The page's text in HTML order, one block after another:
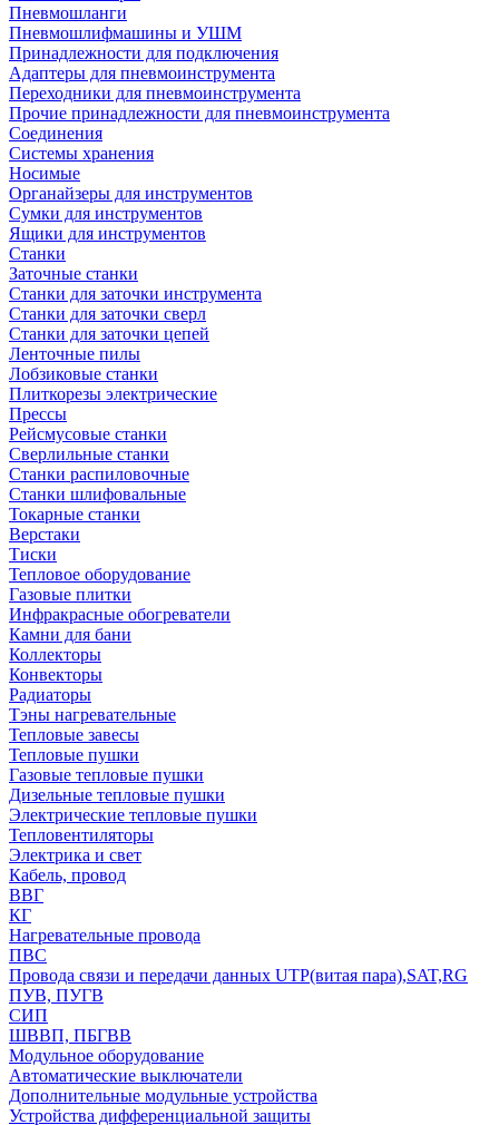
Пневмошланги
Пневмошлифмашины и УШМ
Принадлежности для подключения
Адаптеры для пневмоинструмента
Переходники для пневмоинструмента
Прочие принадлежности для пневмоинструмента
Соединения
Системы хранения
Носимые
Органайзеры для инструментов
Сумки для инструментов
Ящики для инструментов
Станки
Заточные станки
Станки для заточки инструмента
Станки для заточки сверл
Станки для заточки цепей
Ленточные пилы
Лобзиковые станки
Плиткорезы электрические
Прессы
Рейсмусовые станки
Сверлильные станки
Станки распиловочные
Станки шлифовальные
Токарные станки
Верстаки
Тиски
Тепловое оборудование
Газовые плитки
Инфракрасные обогреватели
Камни для бани
Коллекторы
Конвекторы
Радиаторы
Тэны нагревательные
Тепловые завесы
Тепловые пушки
Газовые тепловые пушки
Дизельные тепловые пушки
Электрические тепловые пушки
Тепловентиляторы
Электрика и свет
Кабель, провод
ВВГ
КГ
Нагревательные провода
ПВС
Провода связи и передачи данных UTP(витая пара),SAT,RG
ПУВ, ПУГВ
СИП
ШВВП, ПБГВВ
Модульное оборудование
Автоматические выключатели
Дополнительные модульные устройства
Устройства дифференциальной защиты